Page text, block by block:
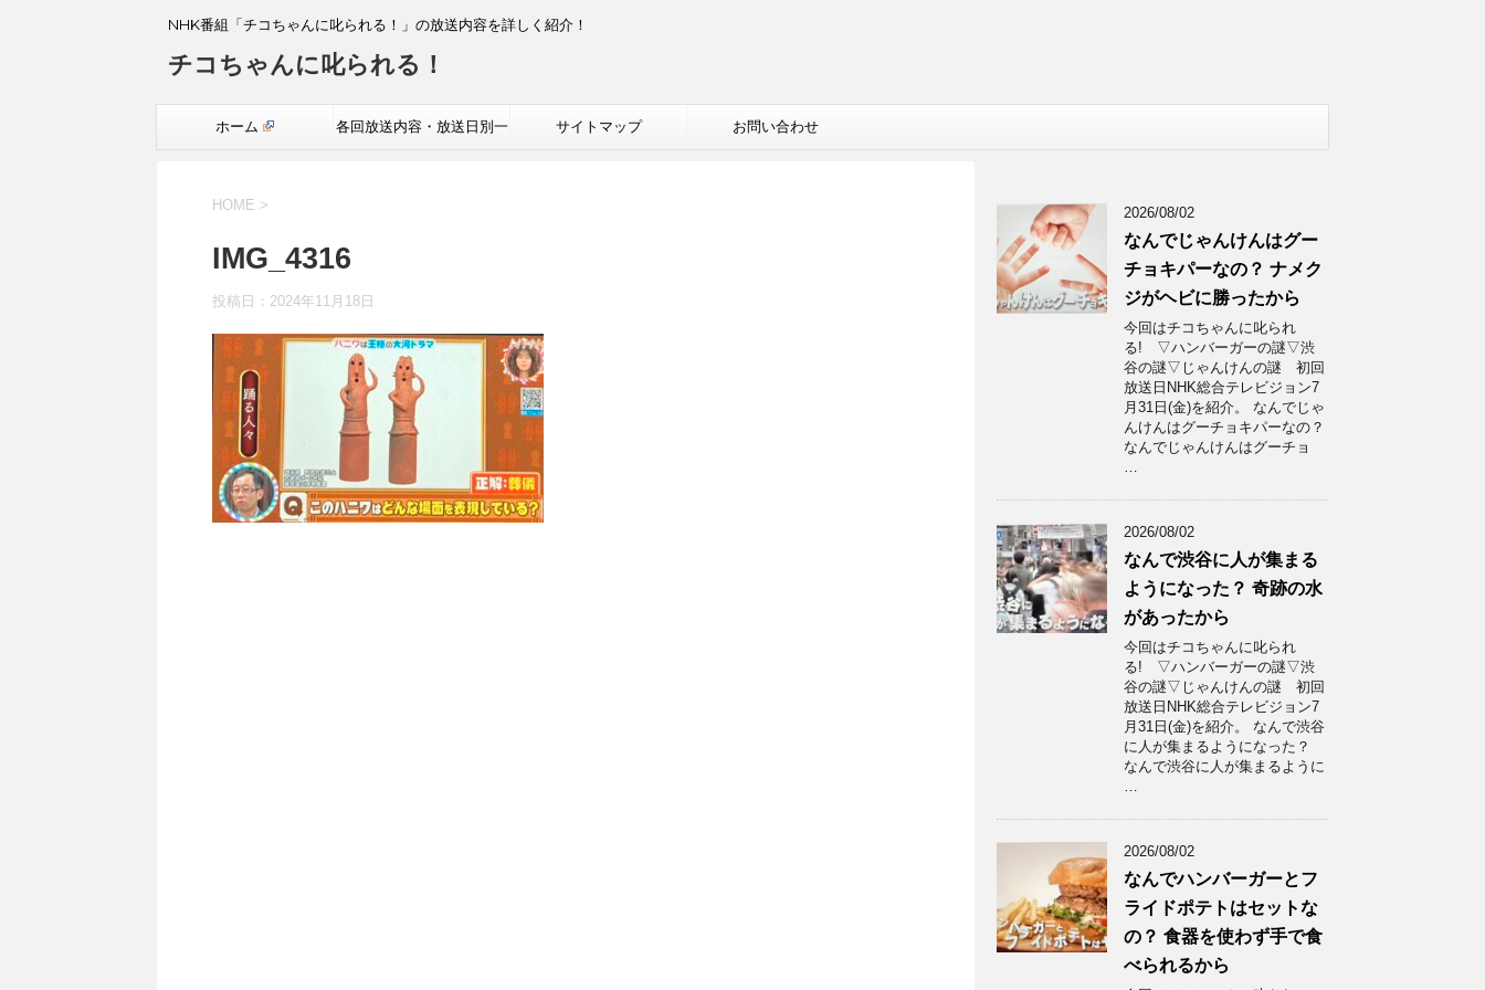
NHK番組「チコちゃんに叱られる！」の放送内容を詳しく紹介！
チコちゃんに叱られる！
ホーム 各回放送内容・放送日別一 サイトマップ お問い合わせ
HOME >
IMG_4316
投稿日： 2024年11月18日
2026/08/02
なんでじゃんけんはグー
チョキパーなの？ ナメク
ジがヘビに勝ったから
今回はチコちゃんに叱られ
る! ▽ハンバーガーの謎▽渋
谷の謎▽じゃんけんの謎 初回
放送日NHK総合テレビジョン7
月31日(金)を紹介。 なんでじゃ
んけんはグーチョキパーなの？
なんでじゃんけんはグーチョ
…
2026/08/02
なんで渋谷に人が集まる
ようになった？ 奇跡の水
があったから
今回はチコちゃんに叱られ
る! ▽ハンバーガーの謎▽渋
谷の謎▽じゃんけんの謎 初回
放送日NHK総合テレビジョン7
月31日(金)を紹介。 なんで渋谷
に人が集まるようになった？
なんで渋谷に人が集まるように
…
2026/08/02
なんでハンバーガーとフ
ライドポテトはセットな
の？ 食器を使わず手で食
べられるから